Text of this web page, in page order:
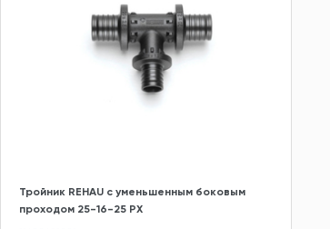
Тройник REHAU с уменьшенным боковым
проходом 25-16-25 PX